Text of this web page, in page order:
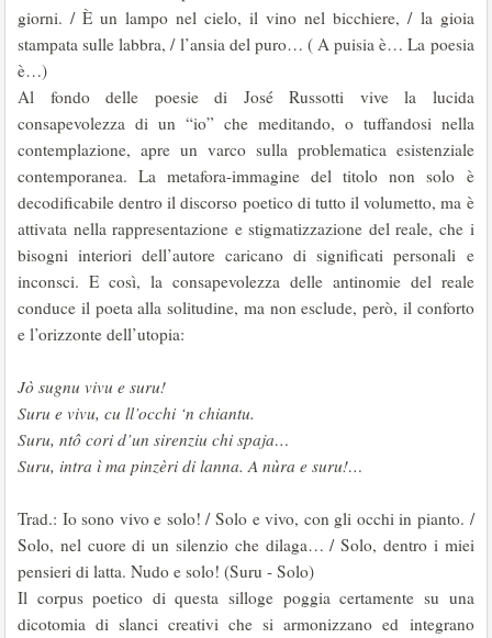
giorni. / È un lampo nel cielo, il vino nel bicchiere, / la gioia
stampata sulle labbra, / l’ansia del puro… ( A puisia è… La poesia
è…)
Al fondo delle poesie di José Russotti vive la lucida
consapevolezza di un “io” che meditando, o tuffandosi nella
contemplazione, apre un varco sulla problematica esistenziale
contemporanea. La metafora-immagine del titolo non solo è
decodificabile dentro il discorso poetico di tutto il volumetto, ma è
attivata nella rappresentazione e stigmatizzazione del reale, che i
bisogni interiori dell’autore caricano di significati personali e
inconsci. E così, la consapevolezza delle antinomie del reale
conduce il poeta alla solitudine, ma non esclude, però, il conforto
e l’orizzonte dell’utopia:
Jò sugnu vivu e suru!
Suru e vivu, cu ll’occhi ‘n chiantu.
Suru, ntô cori d’un sirenziu chi spaja…
Suru, intra ì ma pinzèri di lanna. A nùra e suru!…
Trad.: Io sono vivo e solo! / Solo e vivo, con gli occhi in pianto. /
Solo, nel cuore di un silenzio che dilaga… / Solo, dentro i miei
pensieri di latta. Nudo e solo! (Suru - Solo)
Il corpus poetico di questa silloge poggia certamente su una
dicotomia di slanci creativi che si armonizzano ed integrano